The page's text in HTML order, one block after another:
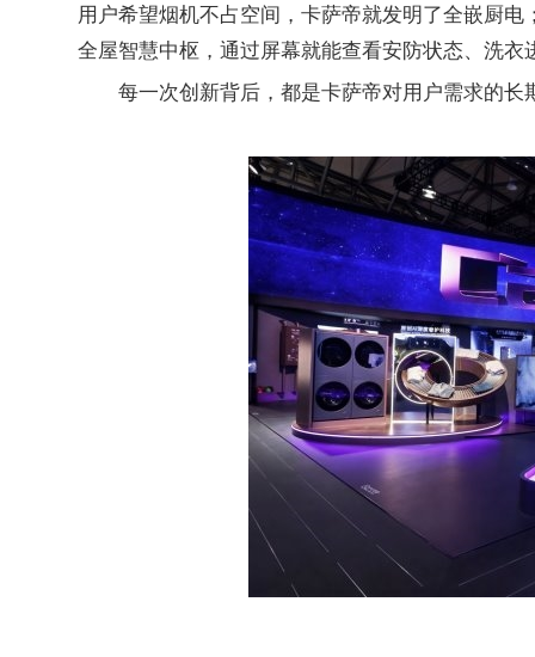
用户希望烟机不占空间，卡萨帝就发明了全嵌厨
全屋智慧中枢，通过屏幕就能查看安防状态、洗衣
每一次创新背后，都是卡萨帝对用户需求的长